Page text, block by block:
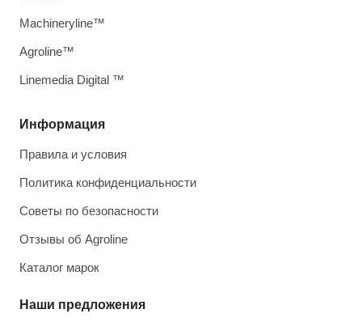
Информация
Правила и условия
Политика конфиденциальности
Советы по безопасности
Отзывы об Agroline
Каталог марок
Наши предложения
Machineryline™
Agroline™
Linemedia Digital ™